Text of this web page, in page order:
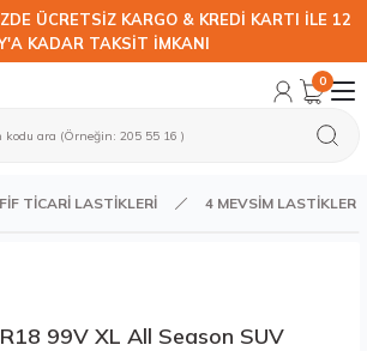
ÜCRETSİZ KARGO & KREDİ KARTI İLE 12
KADAR TAKSİT İMKANI
0
TİCARİ LASTİKLERİ 4 MEVSİM LASTİKLER
99V XL All Season SUV